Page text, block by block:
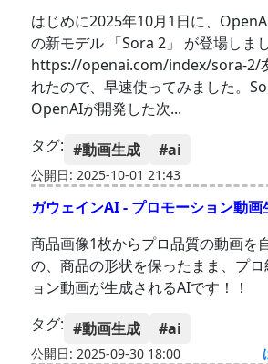
はじめに2025年10月1日に、
の新モデル 「Sora 2」 が登場しま
https://openai.com/index/sora-2/
れたので、早速使ってみました。
OpenAIが開発した次...
タグ: #動画生成 #ai
公開日: 2025-10-01 21:43
ガウェインAI - プロモーション動画
商品画像1枚からプロ品質の動画を
の、商品の形状を保ったまま、プ
ョン動画が生成されるAIです！！
タグ: #動画生成 #ai
公開日: 2025-09-30 18:00